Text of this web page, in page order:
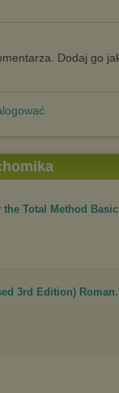
Dodaj go
Total Method
3rd Edition)